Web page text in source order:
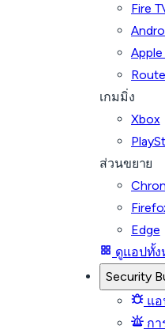
Fire
Apple
เกมมิ่ง
Xbox
ส่วนขยาย
Edge
ดูแอปทั้
Security
แ
กา